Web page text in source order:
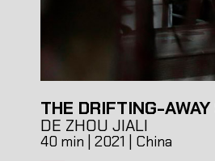
THE DRIFTING-
DE ZHOU JIALI
40 min | 2021 | China